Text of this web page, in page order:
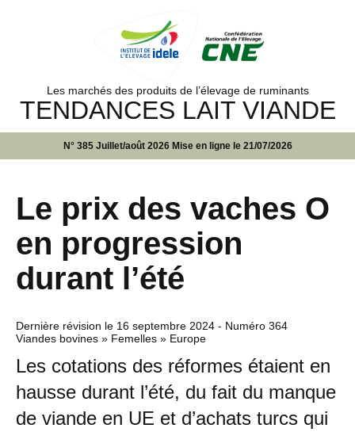
Les marchés des produits de l’élevage de ruminants
TENDANCES LAIT VIANDE
N° 385 Juillet/août 2026 Mise en ligne le 21/07/2026
Le prix des vaches O
en progression
durant l’été
Dernière révision le 16 septembre 2024 - Numéro 364
Viandes bovines » Femelles » Europe
Les cotations des réformes étaient en
hausse durant l’été, du fait du manque
de viande en UE et d’achats turcs qui